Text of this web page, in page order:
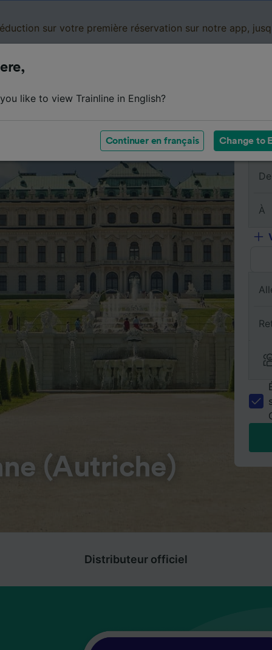
sur votre première réservation sur notre app,
(Autriche)
De
À
Distributeur officiel
like to view Trainline in English?
Continuer en français Change to